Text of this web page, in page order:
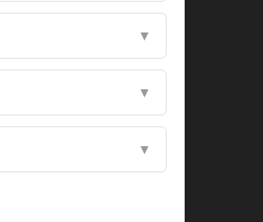
▼
▼
▼